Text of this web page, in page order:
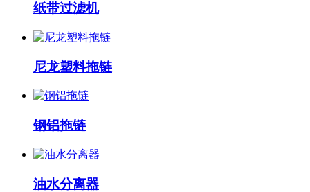
纸带过滤机
尼龙塑料拖链
钢铝拖链
油水分离器